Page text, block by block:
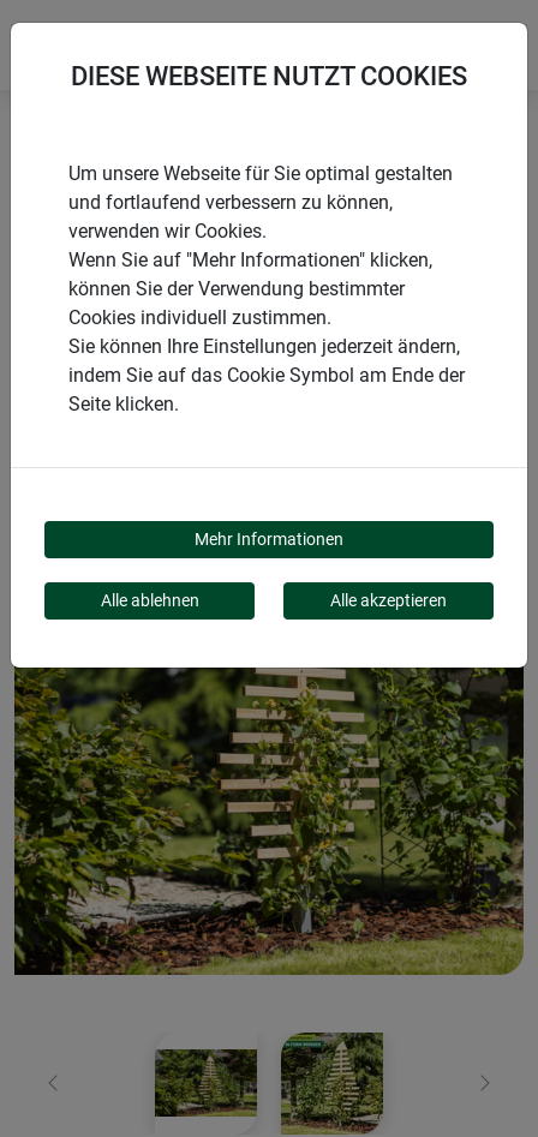
Startseite Rankgitter & Spaliere Holz Rankhilfe Deko
PRODUKTE
HOLZ RANKHILFE
Zurück Weiter
DIESE WEBSEITE NUTZT COOKIES
Um unsere Webseite für Sie optimal gestalten
und fortlaufend verbessern zu können,
verwenden wir Cookies.
Wenn Sie auf "Mehr Informationen" klicken,
können Sie der Verwendung bestimmter
Cookies individuell zustimmen.
Sie können Ihre Einstellungen jederzeit ändern,
indem Sie auf das Cookie Symbol am Ende der
Seite klicken.
Mehr Informationen
Alle ablehnen Alle akzeptieren